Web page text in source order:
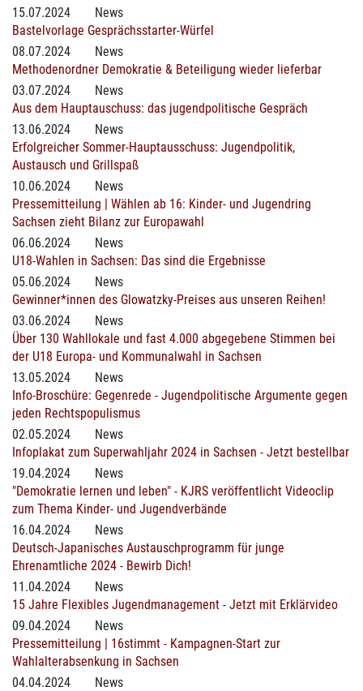
15.07.2024
News
Bastelvorlage Gesprächsstarter-Würfel
08.07.2024
News
Methodenordner Demokratie & Beteiligung wieder lieferbar
03.07.2024
News
Aus dem Hauptauschuss: das jugendpolitische Gespräch
13.06.2024
News
Erfolgreicher Sommer-Hauptausschuss: Jugendpolitik,
Austausch und Grillspaß
10.06.2024
News
Pressemitteilung | Wählen ab 16: Kinder- und Jugendring
Sachsen zieht Bilanz zur Europawahl
06.06.2024
News
U18-Wahlen in Sachsen: Das sind die Ergebnisse
05.06.2024
News
Gewinner*innen des Glowatzky-Preises aus unseren Reihen!
03.06.2024
News
Über 130 Wahllokale und fast 4.000 abgegebene Stimmen bei
der U18 Europa- und Kommunalwahl in Sachsen
13.05.2024
News
Info-Broschüre: Gegenrede - Jugendpolitische Argumente gegen
jeden Rechtspopulismus
02.05.2024
News
Infoplakat zum Superwahljahr 2024 in Sachsen - Jetzt bestellbar
19.04.2024
News
"Demokratie lernen und leben" - KJRS veröffentlicht Videoclip
zum Thema Kinder- und Jugendverbände
16.04.2024
News
Deutsch-Japanisches Austauschprogramm für junge
Ehrenamtliche 2024 - Bewirb Dich!
11.04.2024
News
15 Jahre Flexibles Jugendmanagement - Jetzt mit Erklärvideo
09.04.2024
News
Pressemitteilung | 16stimmt - Kampagnen-Start zur
Wahlalterabsenkung in Sachsen
04.04.2024
News